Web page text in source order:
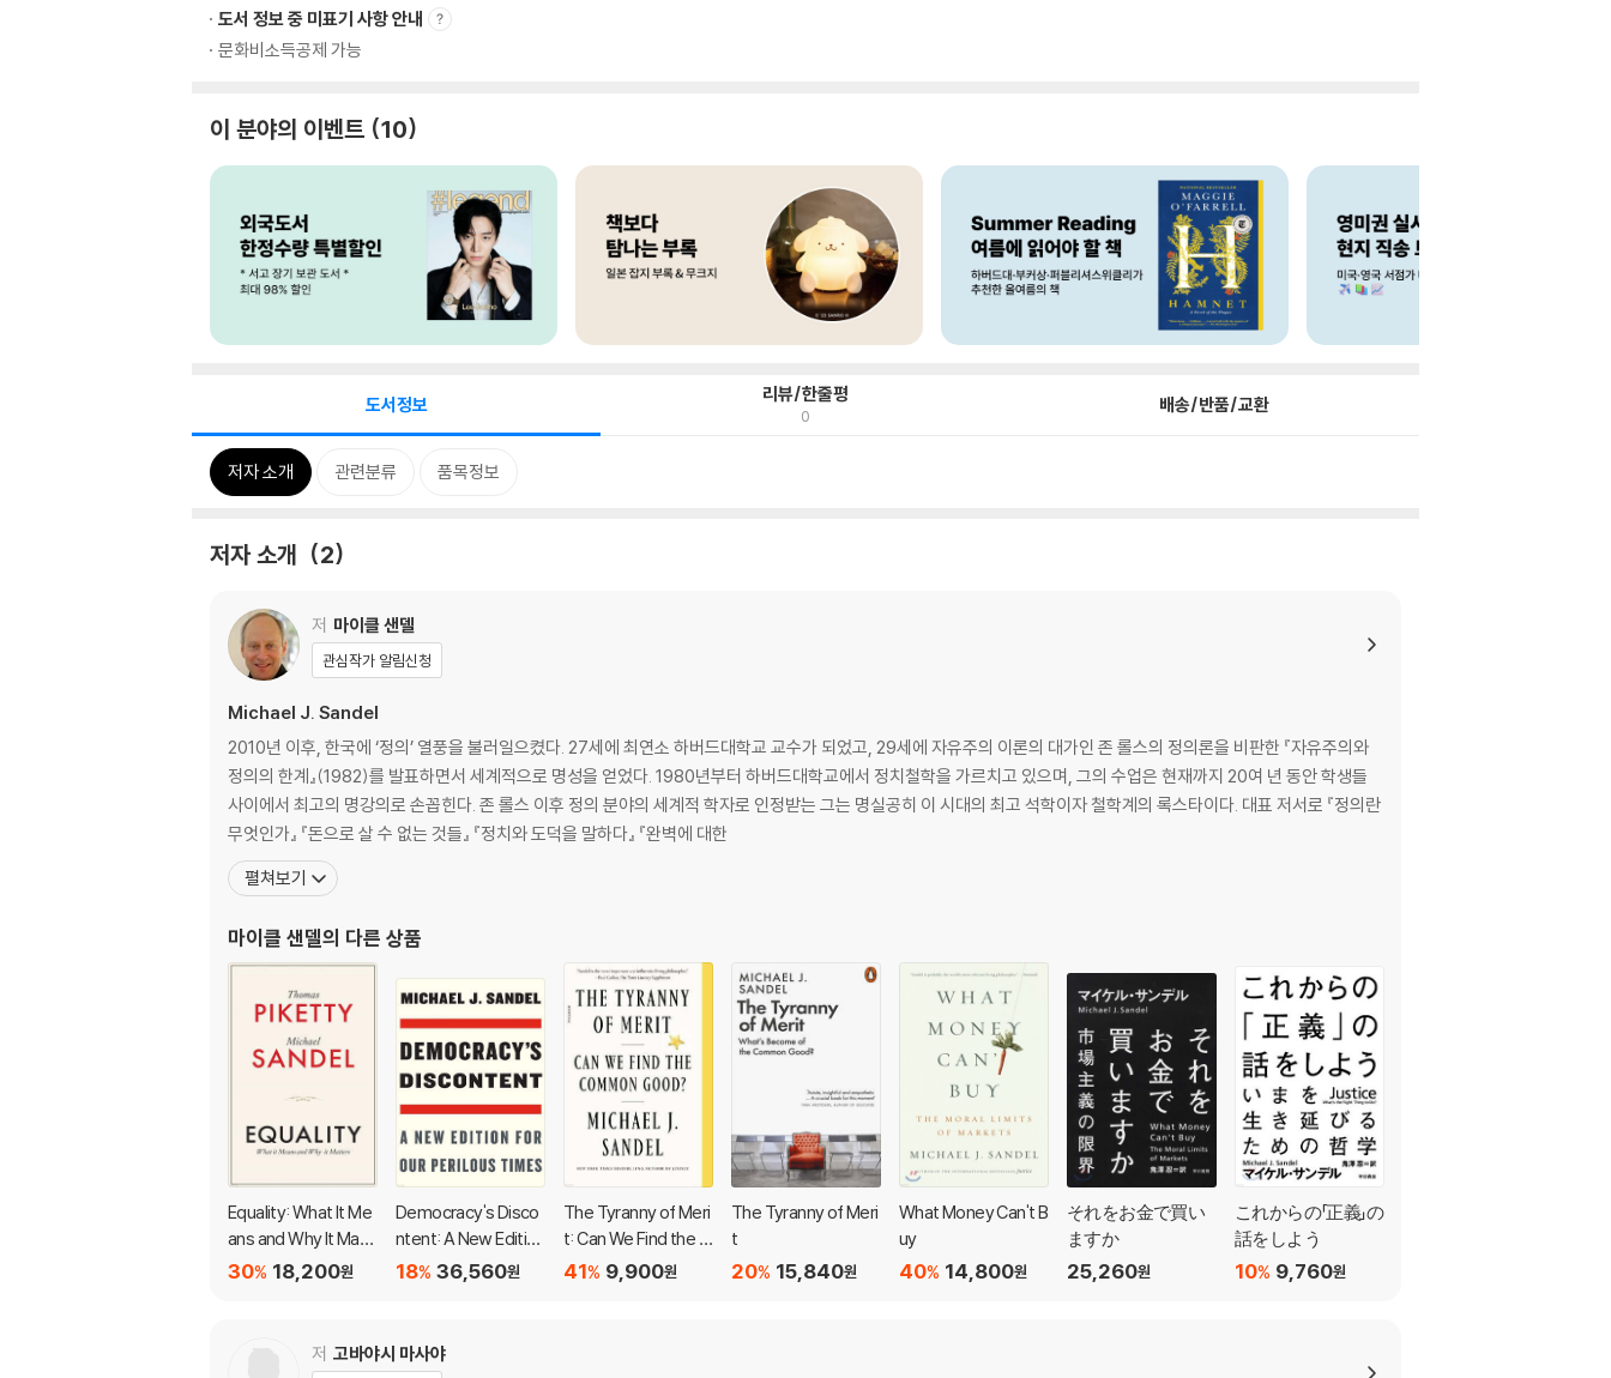
도서 정보 중 미표기 사항 안내
문화비소득공제 가능
이 분야의 이벤트 10
도서정보 리뷰/한줄평
0 배송/반품/교환
저자 소개 관련분류 품목정보
저자 소개 2
저 마이클 샌델
관심작가 알림신청
Michael J. Sandel
2010년 이후, 한국에 ‘정의’ 열풍을 불러일으켰다. 27세에 최연소 하버드대학교 교수가 되었고, 29세에 자유주의 이론의 대가인 존 롤스의 정의론을 비판한 『자유주의와
정의의 한계』(1982)를 발표하면서 세계적으로 명성을 얻었다. 1980년부터 하버드대학교에서 정치철학을 가르치고 있으며, 그의 수업은 현재까지 20여 년 동안 학생들
사이에서 최고의 명강의로 손꼽힌다. 존 롤스 이후 정의 분야의 세계적 학자로 인정받는 그는 명실공히 이 시대의 최고 석학이자 철학계의 록스타이다. 대표 저서로 『정의란
무엇인가』 『돈으로 살 수 없는 것들』 『정치와 도덕을 말하다』 『완벽에 대한
펼쳐보기
마이클 샌델의 다른 상품
Equality: What It Me
ans and Why It Matt
ers
18,200원
30%
Democracy's Disco
ntent: A New Edition
for Our Perilous Tim
36,560원
18%
The Tyranny of Meri
t: Can We Find the C
ommon Good?
9,900원
41%
The Tyranny of Meri
t
15,840원
20%
What Money Can't B
uy
14,800원
40%
それをお金で買い
ますか
25,260원
これからの「正義」の
話をしよう
9,760원
10%
저 고바야시 마사야